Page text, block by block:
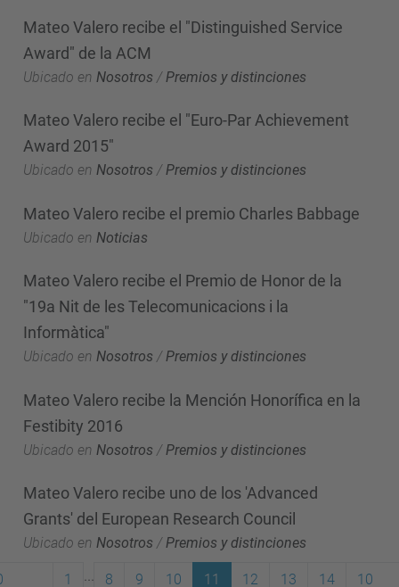
Mateo Valero recibe el "Distinguished Service
Award" de la ACM
Ubicado en Nosotros / Premios y distinciones
Mateo Valero recibe el "Euro-Par Achievement
Award 2015"
Ubicado en Nosotros /Premios y distinciones
Mateo Valero recibe el premio Charles Babbage
Ubicado en Noticias
Mateo Valero recibe el Premio de Honor de la
"19a Nit de les Telecomunicacions i la
Informàtica"
Ubicado en Nosotros /Premios y distinciones
Mateo Valero recibe la Mención Honorífica en la
Festibity 2016
Ubicado en Nosotros / Premios y distinciones
Mateo Valero recibe uno de los 'Advanced
Grants' del European Research Council
Ubicado en Nosotros /Premios y distinciones
1 8 9 10 11 12 13 14
10